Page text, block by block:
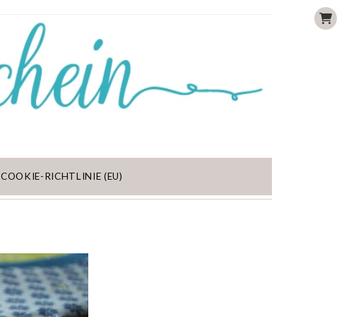
COOKIE-RICHTLINIE (EU)